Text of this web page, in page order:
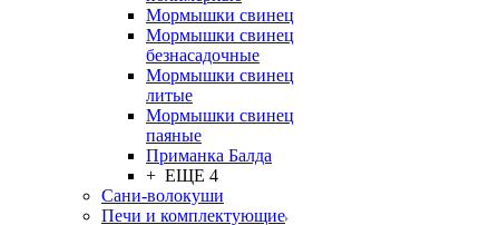
Мормышки свинец
Мормышки свинец
безнасадочные
Мормышки свинец
литые
Мормышки свинец
паяные
Приманка Балда
+ ЕЩЕ 4
Сани-волокуши
Печи и комплектующие